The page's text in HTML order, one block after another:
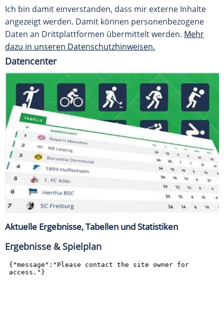
Ich bin damit einverstanden, dass mir externe Inhalte
angezeigt werden. Damit können personenbezogene
Daten an Drittplattformen übermittelt werden. Mehr
dazu in unseren Datenschutzhinweisen.
Datencenter
Aktuelle Ergebnisse, Tabellen und Statistiken
Ergebnisse & Spielplan